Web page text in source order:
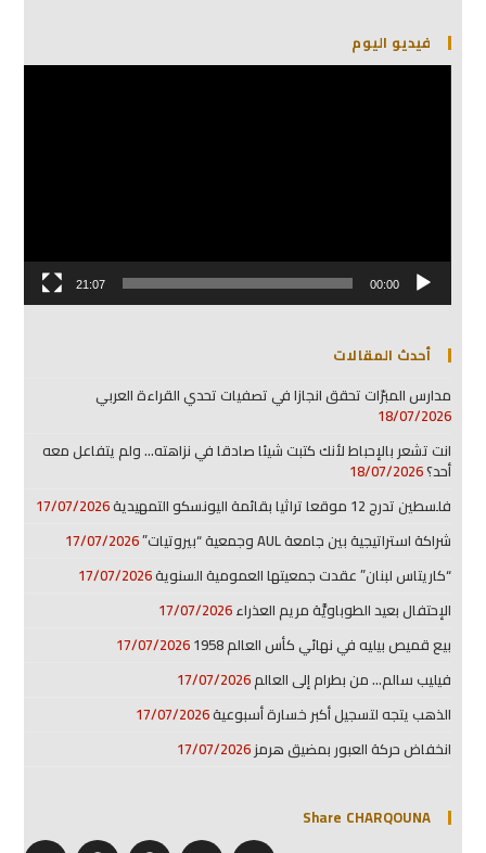
فيديو اليوم
مشغل
00:00
21:07
أحدث المقالات
مدارس المبرّات تحقق انجازا في تصفيات تحدي القراءة العربي
18/07/2026
انت تشعر بالإحباط لأنك كتبت شيئا صادقا في نزاهته… ولم يتفاعل معه
أحد؟18/07/2026
فلسطين تدرج 12 موقعا تراثيا بقائمة اليونسكو التمهيدية
17/07/2026
شراكة استراتيجية بين جامعة AUL وجمعية “بيروتيات”
17/07/2026
“كاريتاس لبنان” عقدت جمعيتها العمومية السنوية17/07/2026
الإحتفال بعيد الطوباويَّة مريم العذراء17/07/2026
بيع قميص بيليه في نهائي كأس العالم 1958
17/07/2026
فيليب سالم… من بطرام إلى العالم17/07/2026
الذهب يتجه لتسجيل أكبر خسارة أسبوعية17/07/2026
انخفاض حركة العبور بمضيق هرمز17/07/2026
Share CHARQOUNA